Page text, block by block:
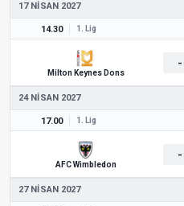
17 NISAN 2027
14.30 1. Lig
Milton Keynes Dons
-
24 NISAN 2027
17.00 1. Lig
AFC Wimbledon
-
27 NISAN 2027